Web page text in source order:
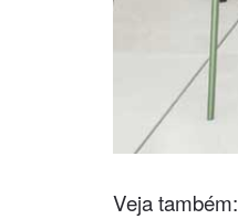
Veja também: